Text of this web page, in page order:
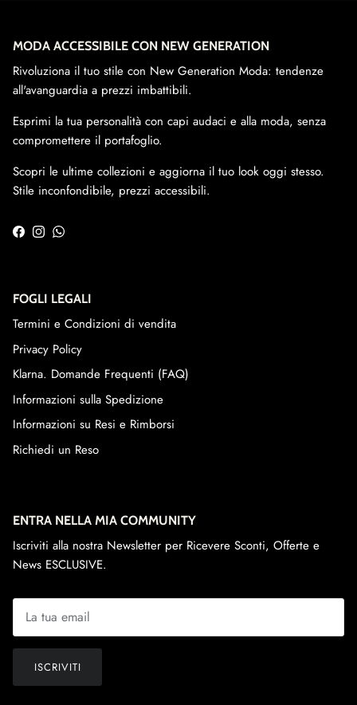
MODA ACCESSIBILE CON NEW GENERATION
Rivoluziona il tuo stile con New Generation Moda: tendenze
all'avanguardia a prezzi imbattibili.
Esprimi la tua personalità con capi audaci e alla moda, senza
compromettere il portafoglio.
Scopri le ultime collezioni e aggiorna il tuo look oggi stesso.
Stile inconfondibile, prezzi accessibili.
Facebook
InstagramWhatsApp
FOGLI LEGALI
Termini e Condizioni di vendita
Privacy Policy
Klarna. Domande Frequenti (FAQ)
Informazioni sulla Spedizione
Informazioni su Resi e Rimborsi
Richiedi un Reso
ENTRA NELLA MIA COMMUNITY
Iscriviti alla nostra Newsletter per Ricevere Sconti, Offerte e
News ESCLUSIVE.
ISCRIVITI